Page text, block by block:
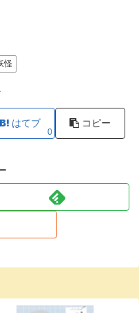
怪
はてブ
0
コピー